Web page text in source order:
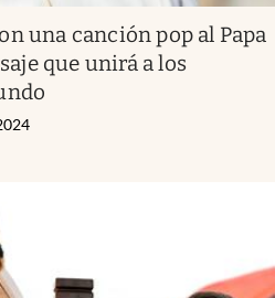
una canción pop al Papa
que unirá a los